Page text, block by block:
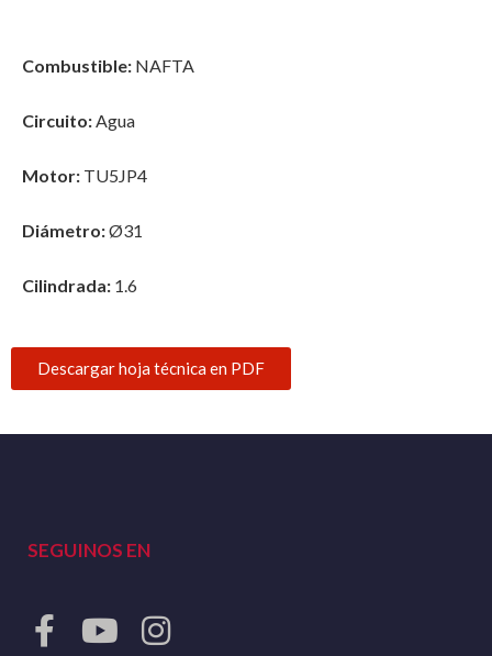
Combustible: NAFTA
Circuito:Agua
Motor: TU5JP4
Diámetro:Ø31
Cilindrada: 1.6
Descargar hoja técnica en PDF
SEGUINOS EN